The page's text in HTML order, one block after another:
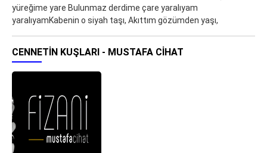
yüreğime yare Bulunmaz derdime çare yaralıyam
yaralıyamKabenin o siyah taşı, Akıttım gözümden yaşı,
CENNETIN KUŞLARI - MUSTAFA CIHAT